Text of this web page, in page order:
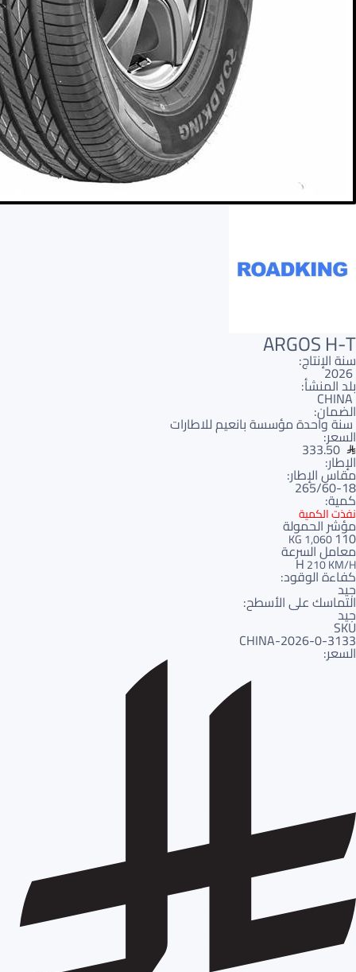
ARGOS H-T
سنة الإنتاج:
2026
بلد المنشأ:
CHINA
الضمان:
سنة واحدة مؤسسة بانعيم للاطارات
السعر:
333.50
الإطار:
مقاس الإطار:
265/60-18
كمية:
نفذت الكمية
مؤشر الحمولة
110
1,060 KG
معامل السرعة
H210 KM/H
كفاءة الوقود:
جيد
التماسك على الأسطح:
جيد
SKU
3133-CHINA-2026-0
السعر: